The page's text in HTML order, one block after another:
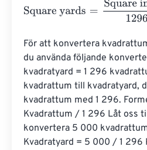
Square yards = Square inches
För att konvertera
du använda följande
kvadratyard = 1 296
kvadrattum till kvadratyard,
kvadrattum med 1 296.
Kvadrattum / 1 296 Låt oss
konvertera 5 000
Kvadratyard = 5 000 / 1 296